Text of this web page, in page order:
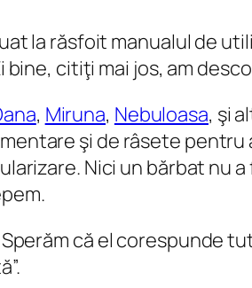
la răsfoit manualul de
bine, citiţi mai jos, am
, Miruna, Nebuloasa, şi
şi de râsete
Nici un bărbat nu
că el corespunde